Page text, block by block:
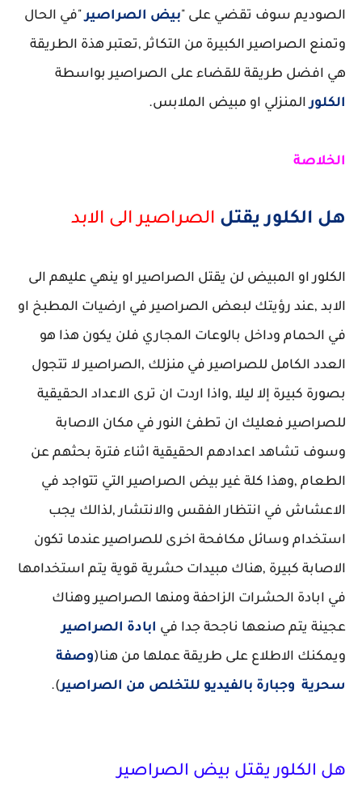
الصوديم سوف تقضي على "بيض الصراصير"في الحال
وتمنع الصراصير الكبيرة من التكاثر ,تعتبر هذة الطريقة
هي افضل طريقة للقضاء على الصراصير بواسطة
الكلورالمنزلي او مبيض الملابس.
الخلاصة
هل الكلور يقتل الصراصير الى الابد
الكلور او المبيض لن يقتل الصراصير او ينهي عليهم الى
الابد ,عند رؤيتك لبعض الصراصير في ارضيات المطبخ او
في الحمام وداخل بالوعات المجاري فلن يكون هذا هو
العدد الكامل للصراصير في منزلك ,الصراصير لا تتجول
بصورة كبيرة إلا ليلا ,واذا اردت ان ترى الاعداد الحقيقية
للصراصير فعليك ان تطفئ النور في مكان الاصابة
وسوف تشاهد اعدادهم الحقيقية اثناء فترة بحثهم عن
الطعام ,وهذا كلة غير بيض الصراصير التي تتواجد في
الاعشاش في انتظار الفقس والانتشار ,لذالك يجب
استخدام وسائل مكافحة اخرى للصراصير عندما تكون
الاصابة كبيرة ,هناك مبيدات حشرية قوية يتم استخدامها
في ابادة الحشرات الزاحفة ومنها الصراصير وهناك
عجينة يتم صنعها ناجحة جدا في ابادة الصراصير
ويمكنك الاطلاع على طريقة عملها من هنا(وصفة
سحرية وجبارة بالفيديو للتخلص من الصراصير).
هل الكلور يقتل بيض الصراصير